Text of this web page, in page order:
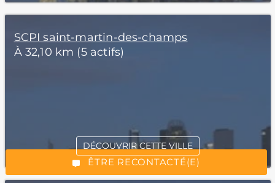
“Excellent”, 165 avis
ÊTRE RECONTACTÉ(E)
SCPI saint-martin-des-champs
À 32,10 km (5 actifs)
DÉCOUVRIR CETTE VILLE